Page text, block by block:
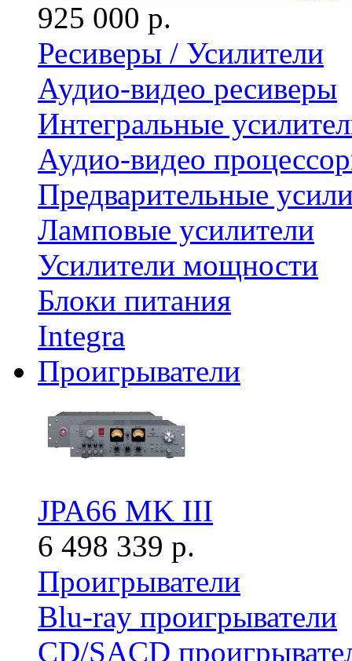
925 000 р.
Ресиверы / Усилители
Аудио-видео ресиверы
Интегральные
Аудио-видео
Предварительные
Ламповые усилители
Усилители мощности
Блоки питания
Integra
Проигрыватели
JPA66 MK III
6 498 339 р.
Проигрыватели
Blu-ray проигрыватели
CD/SACD